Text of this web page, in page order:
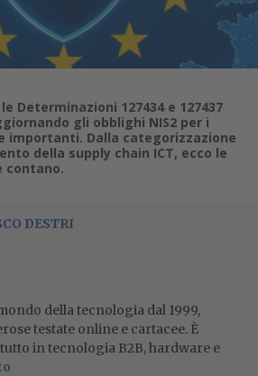
Determinazioni 127434 e 127437
gli obblighi NIS2 per i
importanti. Dalla categorizzazione
della supply chain ICT, ecco le
contano.
DESTRI
della tecnologia dal 1999,
testate online e cartacee. È
in tecnologia B2B, hardware e